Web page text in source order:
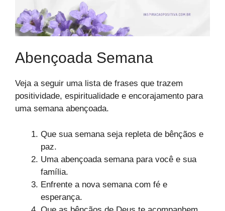
Abençoada Semana
Veja a seguir uma lista de frases que trazem
positividade, espiritualidade e encorajamento para
uma semana abençoada.
Que sua semana seja repleta de bênçãos e
paz.
Uma abençoada semana para você e sua
família.
Enfrente a nova semana com fé e
esperança.